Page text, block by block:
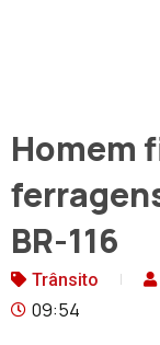
Homem
BR-116
Trânsito
09:54